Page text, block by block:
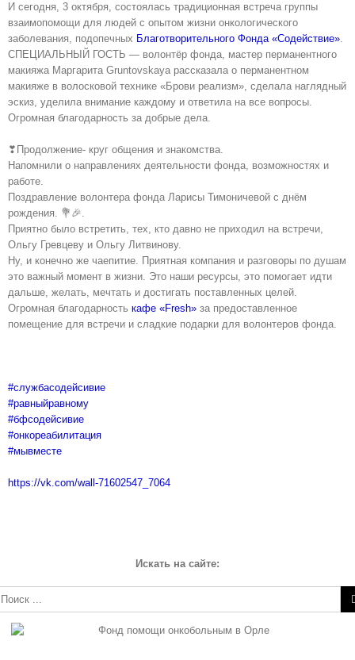
И сегодня, 3 октября, состоялась традиционная встреча группы
взаимопомощи для людей с опытом жизни онкологического
заболевания, подопечных Благотворительного Фонда «Содействие».
СПЕЦИАЛЬНЫЙ ГОСТЬ — волонтёр фонда, мастер перманентного
макияжа Маргарита Gruntovskaya рассказала о перманентном
макияже в волосковой технике «Брови реализм», сделала наглядный
эскиз, уделила внимание каждому и ответила на все вопросы.
Огромная благодарность за добрые дела.
❣Продолжение- круг общения и знакомства.
Напомнили о направлениях деятельности фонда, возможностях и
работе.
Поздравление волонтера фонда Ларисы Тимоничевой с днём
рождения. 💐🎉.
Приятно было встретить, тех, кто давно не приходил на встречи,
Ольгу Гревцеву и Ольгу Литвинову.
Ну, и конечно же чаепитие. Приятная компания и разговоры по душам
это важный момент в жизни. Это наши ресурсы, это помогает идти
дальше, желать, мечтать и достигать поставленных целей.
Огромная благодарность кафе «Fresh» за предоставленное
помещение для встречи и сладкие подарки для волонтеров фонда.
#службасодейсивие
#равныйравному
#бфсодейсивие
#онкореабилитация
#мывместе
https://vk.com/wall-71602547_7064
Искать на сайте: